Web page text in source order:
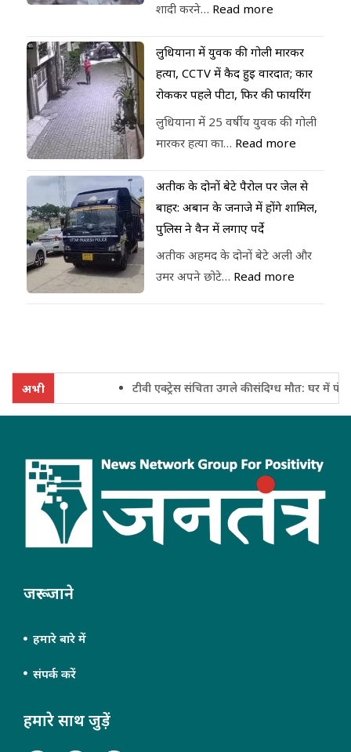
शादी करने… Read more
लुधियाना में युवक की गोली मारकर
हत्या, CCTV में कैद हुई वारदात; कार
रोककर पहले पीटा, फिर की फायरिंग
लुधियाना में 25 वर्षीय युवक की गोली
मारकर हत्या का… Read more
अतीक के दोनों बेटे पैरोल पर जेल से
बाहर: अबान के जनाजे में होंगे शामिल,
पुलिस ने वैन में लगाए पर्दे
अतीक अहमद के दोनों बेटे अली और
उमर अपने छोटे… Read more
अभी टीवी एक्ट्रेस संचिता उगले की संदिग्ध मौत: घर में फंदे
जरूर जाने
हमारे बारे में
संपर्क करें
हमारे साथ जुड़ें